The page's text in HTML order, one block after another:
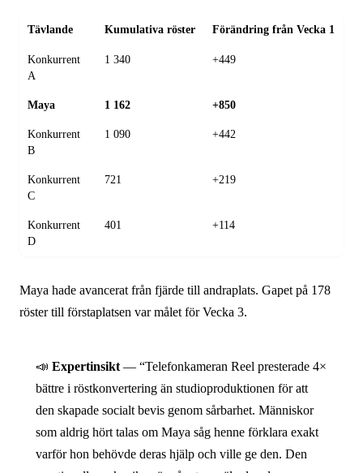
Tävlande Kumulativa röster Förändring från Vecka 1
Konkurrent
A
1 340 +449
Maya 1 162 +850
Konkurrent
B
1 090 +442
Konkurrent
C
721 +219
Konkurrent
D
401 +114
Maya hade avancerat från fjärde till andraplats. Gapet på 178
röster till förstaplatsen var målet för Vecka 3.
📣 Expertinsikt — “Telefon­kameran Reel presterade 4×
bättre i röstkonvertering än studioprodu­ktionen för att
den skapade socialt bevis genom sårbarhet. Människor
som aldrig hört talas om Maya såg henne förklara exakt
varför hon behövde deras hjälp och ville ge den. Den